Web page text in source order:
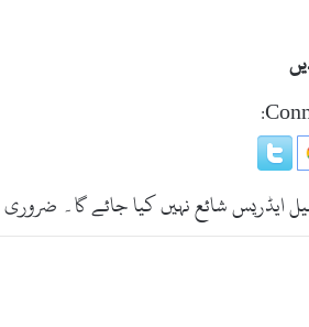
ایڈریس شائع نہیں کیا جائے گا۔